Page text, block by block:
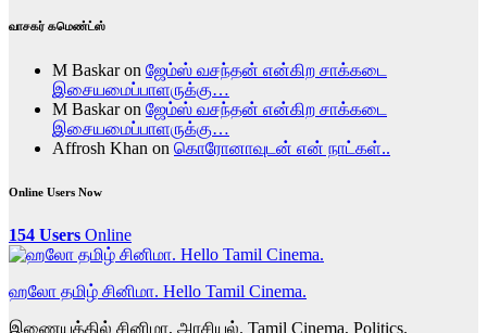
வாசகர் கமெண்ட்ஸ்
M Baskaron ஜேம்ஸ் வசந்தன் என்கிற சாக்கடை
இசையமைப்பாளருக்கு…
M Baskaron ஜேம்ஸ் வசந்தன் என்கிற சாக்கடை
இசையமைப்பாளருக்கு…
Affrosh Khan on கொரோனாவுடன் என் நாட்கள்..
Online Users Now
154 Users Online
ஹலோ தமிழ் சினிமா. Hello Tamil Cinema.
இணையத்தில் சினிமா, அரசியல். Tamil Cinema, Politics.